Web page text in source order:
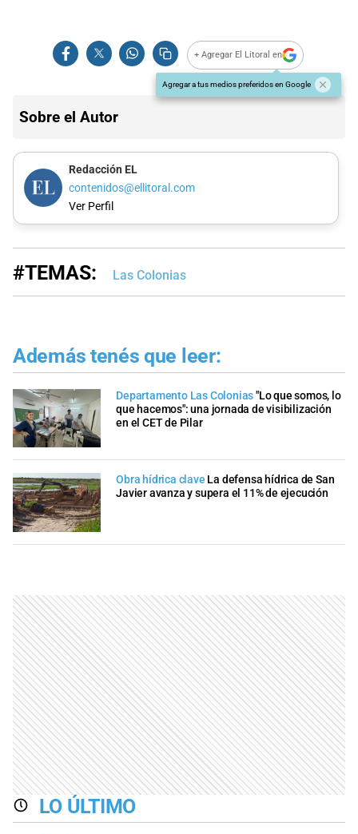
+ Agregar El Litoral en
Agregar a tus medios preferidos en Google
Sobre el Autor
Redacción EL
contenidos@ellitoral.com
Ver Perfil
#TEMAS: Las Colonias
Además tenés que leer:
Departamento Las Colonias"Lo que somos, lo
que hacemos": una jornada de visibilización
en el CET de Pilar
Obra hídrica clave La defensa hídrica de San
Javier avanza y supera el 11% de ejecución
LO ÚLTIMO